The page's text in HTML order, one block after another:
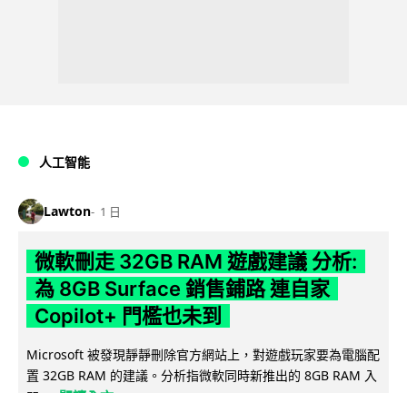
人工智能
Lawton 1 日
微軟刪走 32GB RAM 遊戲建議 分析:
為 8GB Surface 銷售鋪路 連自家
Copilot+ 門檻也未到
Microsoft 被發現靜靜刪除官方網站上，對遊戲玩家要為電腦配
置 32GB RAM 的建議。分析指微軟同時新推出的 8GB RAM 入